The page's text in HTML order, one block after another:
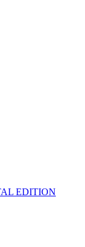
EDITION